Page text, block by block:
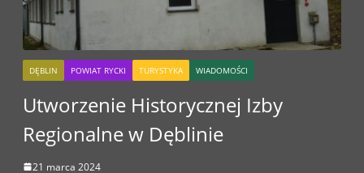
DĘBLIN POWIAT RYCKI TURYSTYKA WIADOMOŚCI
Utworzenie Historycznej Izby
Regionalne w Dęblinie
21 marca 2024